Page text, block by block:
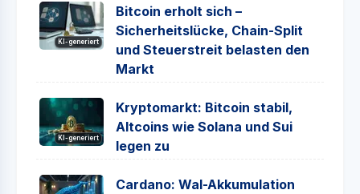
KI-generiert
Bitcoin erholt sich –
Sicherheitslücke, Chain-Split
und Steuerstreit belasten den
Markt
KI-generiert
Kryptomarkt: Bitcoin stabil,
Altcoins wie Solana und Sui
legen zu
Cardano: Wal-Akkumulation